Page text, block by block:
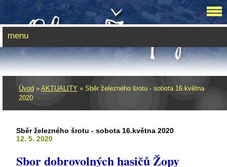
Úvod » AKTUALITY » Sběr železného šrotu - sobota 16.května
2020
Sběr železného šrotu - sobota 16.května 2020
12. 5. 2020
Sbor dobrovolných hasičů Žopy
menu